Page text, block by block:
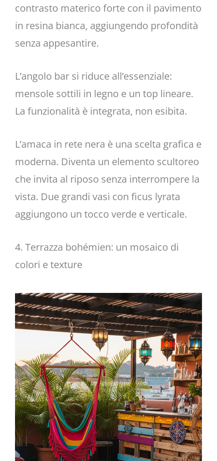
contrasto materico forte con il pavimento
in resina bianca, aggiungendo profondità
senza appesantire.
L’angolo bar si riduce all’essenziale:
mensole sottili in legno e un top lineare.
La funzionalità è integrata, non esibita.
L’amaca in rete nera è una scelta grafica e
moderna. Diventa un elemento scultoreo
che invita al riposo senza interrompere la
vista. Due grandi vasi con ficus lyrata
aggiungono un tocco verde e verticale.
4. Terrazza bohémien: un mosaico di
colori e texture